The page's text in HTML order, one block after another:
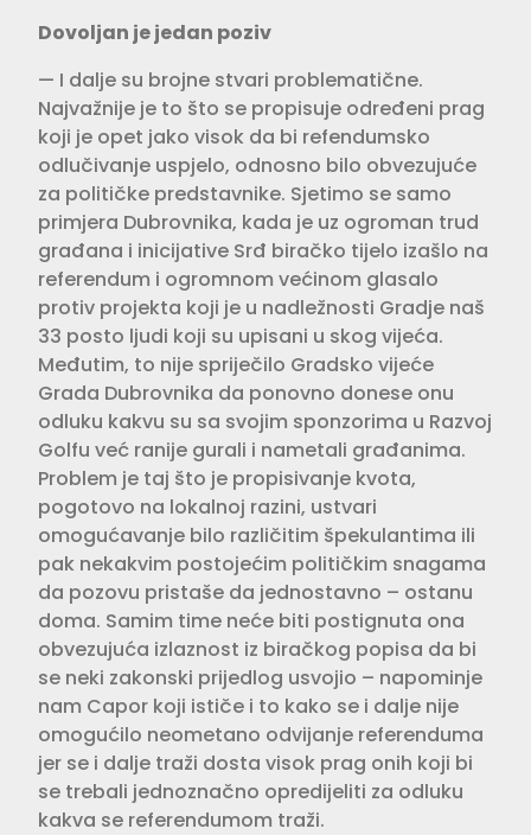
Dovoljan je jedan poziv
— I dalje su brojne stvari problema­tične.
Najvažnije je to što se propi­suje određeni prag
koji je opet jako visok da bi refendumsko
odlučiva­nje uspjelo, odnosno bilo obvezujuće
za političke predstavnike. Sjetimo se samo
primjera Dubrovnika, kada je uz ogroman trud
građana i inicijative Srđ biračko tijelo izašlo na
referendum i ogromnom većinom glasalo
protiv projekta koji je u nadležnosti Gradje naš
33 posto ljudi koji su upisani u skog vijeća.
Međutim, to nije sprije­čilo Gradsko vijeće
Grada Dubrov­nika da ponovno donese onu
odluku kakvu su sa svojim sponzorima u Razvoj
Golfu već ranije gurali i name­tali građanima.
Problem je taj što je propisivanje kvota,
pogotovo na lokal­noj razini, ustvari
omogućavanje bilo različitim špekulantima ili
pak neka­kvim postojećim političkim snagama
da pozovu pristaše da jednostavno – ostanu
doma. Samim time neće biti postignuta ona
obvezujuća izlaznost iz biračkog popisa da bi
se neki zakon­ski prijedlog usvojio – napominje
nam Capor koji ističe i to kako se i dalje nije
omogućilo neometano odvijanje referenduma
jer se i dalje traži dosta visok prag onih koji bi
se trebali jed­noznačno opredijeliti za odluku
kakva se referendumom traži. ­